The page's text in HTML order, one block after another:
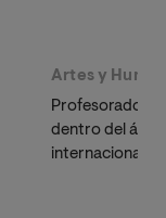
Artes y
Profesorado
dentro del
internacional.